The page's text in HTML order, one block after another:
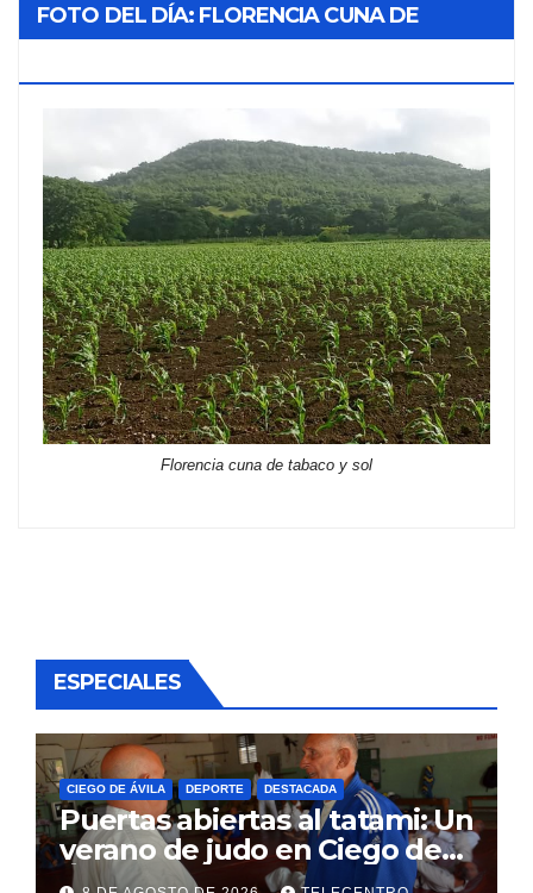
FOTO DEL DÍA: FLORENCIA CUNA DE
Florencia cuna de tabaco y sol
ESPECIALES
CIEGO DE ÁVILA DEPORTE DESTACADA
Puertas abiertas al tatami: Un
verano de judo en Ciego de
Ávila